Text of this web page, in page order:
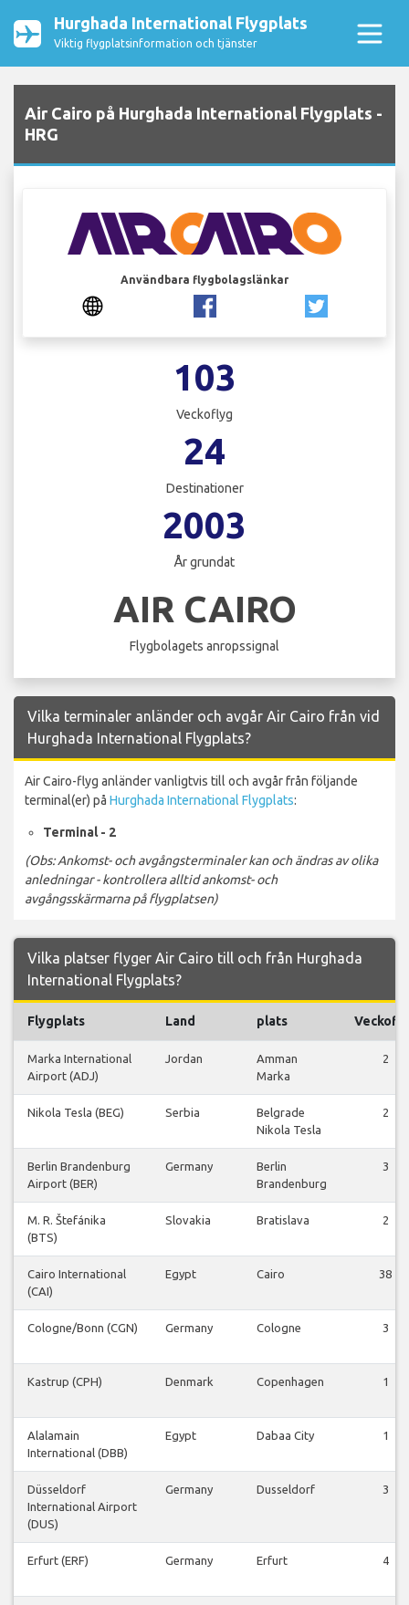
Hurghada International Flygplats
Viktig flygplatsinformation och tjänster
Air Cairo på Hurghada International Flygplats -
HRG
Användbara flygbolagslänkar
103
Veckoflyg
24
Destinationer
2003
År grundat
AIR CAIRO
Flygbolagets anropssignal
Vilka terminaler anländer och avgår Air Cairo från vid
Hurghada International Flygplats?
Air Cairo-flyg anländer vanligtvis till och avgår från följande
terminal(er) på Hurghada International Flygplats:
Terminal - 2
(Obs: Ankomst- och avgångsterminaler kan och ändras av olika
anledningar - kontrollera alltid ankomst- och
avgångsskärmarna på flygplatsen)
Vilka platser flyger Air Cairo till och från Hurghada
International Flygplats?
Flygplats Land plats
Marka International
Airport (ADJ)
Jordan
Amman
Marka
2
Nikola Tesla (BEG) Serbia
Belgrade
Nikola Tesla
2
Berlin Brandenburg
Airport (BER)
Germany
Berlin
Brandenburg
3
M. R. Štefánika
(BTS)
Slovakia Bratislava 2
Cairo International
(CAI)
Egypt Cairo 38
Cologne/Bonn (CGN) Germany Cologne 3
Kastrup (CPH) Denmark Copenhagen 1
Alalamain
International (DBB)
Egypt Dabaa City 1
Düsseldorf
International Airport
(DUS)
Germany Dusseldorf 3
Erfurt (ERF) Germany Erfurt 4